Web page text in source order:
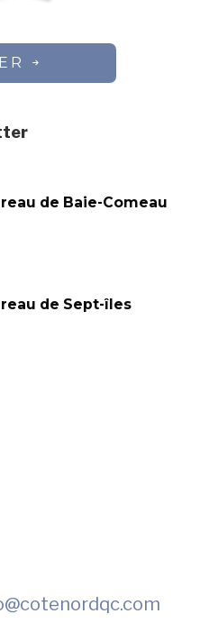
de Baie-Comeau
de Sept-îles
@cotenordqc.com